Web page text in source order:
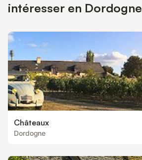
intéresser en Dordogne
Châteaux
Dordogne